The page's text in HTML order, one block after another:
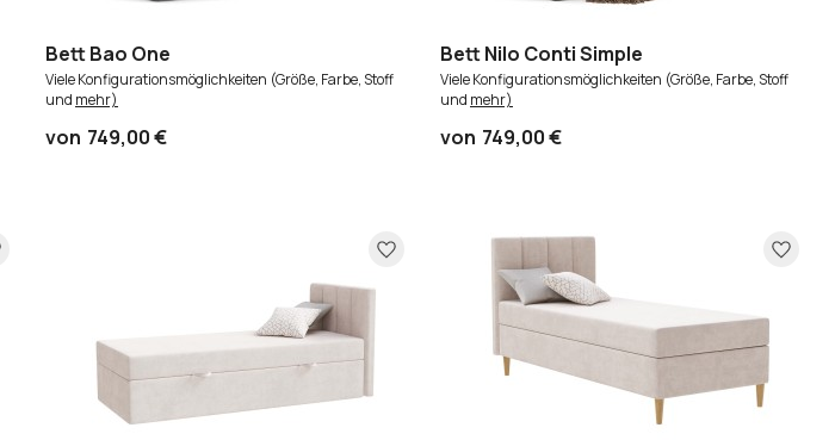
Bett Bao One
Viele Konfigurationsmöglichkeiten (Größe, Farbe, Stoff
und mehr)
von 749,00 €
Bett Nilo Conti Simple
Viele Konfigurationsmöglichkeiten (Größe, Farbe, Stoff
und mehr)
von 749,00 €